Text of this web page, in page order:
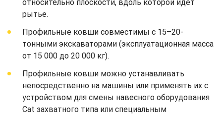
относительно плоскости, вдоль которой идет
рытье.
Профильные ковши совместимы с 15–20-
тонными экскаваторами (эксплуатационная масса
от 15 000 до 20 000 кг).
Профильные ковши можно устанавливать
непосредственно на машины или применять их с
устройством для смены навесного оборудования
Cat захватного типа или специальным